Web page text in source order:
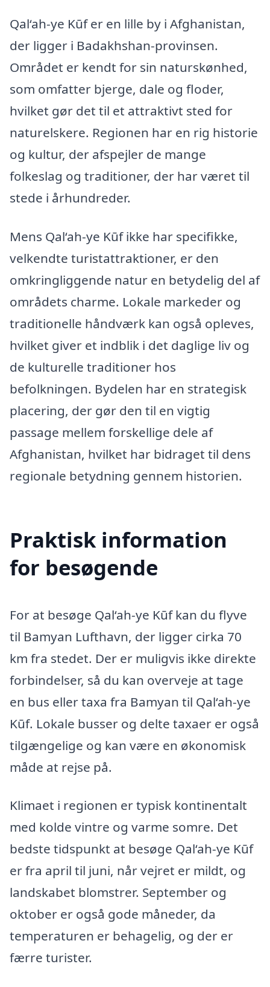
Qal‘ah-ye Kūf er en lille by i Afghanistan,
der ligger i Badakhshan-provinsen.
Området er kendt for sin naturskønhed,
som omfatter bjerge, dale og floder,
hvilket gør det til et attraktivt sted for
naturelskere. Regionen har en rig historie
og kultur, der afspejler de mange
folkeslag og traditioner, der har været til
stede i århundreder.
Mens Qal‘ah-ye Kūf ikke har specifikke,
velkendte turistattraktioner, er den
omkringliggende natur en betydelig del af
områdets charme. Lokale markeder og
traditionelle håndværk kan også opleves,
hvilket giver et indblik i det daglige liv og
de kulturelle traditioner hos
befolkningen. Bydelen har en strategisk
placering, der gør den til en vigtig
passage mellem forskellige dele af
Afghanistan, hvilket har bidraget til dens
regionale betydning gennem historien.
Praktisk information
for besøgende
For at besøge Qal‘ah-ye Kūf kan du flyve
til Bamyan Lufthavn, der ligger cirka 70
km fra stedet. Der er muligvis ikke direkte
forbindelser, så du kan overveje at tage
en bus eller taxa fra Bamyan til Qal‘ah-ye
Kūf. Lokale busser og delte taxaer er også
tilgængelige og kan være en økonomisk
måde at rejse på.
Klimaet i regionen er typisk kontinentalt
med kolde vintre og varme somre. Det
bedste tidspunkt at besøge Qal‘ah-ye Kūf
er fra april til juni, når vejret er mildt, og
landskabet blomstrer. September og
oktober er også gode måneder, da
temperaturen er behagelig, og der er
færre turister.